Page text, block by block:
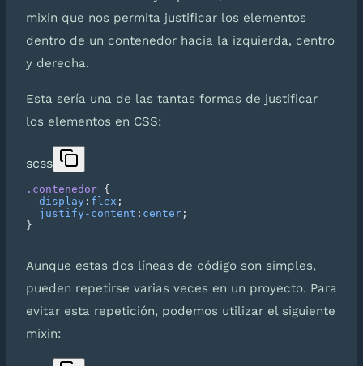
mixin que nos permita justificar los elementos
dentro de un contenedor hacia la izquierda, centro
y derecha.
Esta sería una de las tantas formas de justificar
los elementos en CSS:
scss
.contenedor
  display
: flex
  justify-content
: center
Aunque estas dos líneas de código son simples,
pueden repetirse varias veces en un proyecto. Para
evitar esta repetición, podemos utilizar el siguiente
mixin: